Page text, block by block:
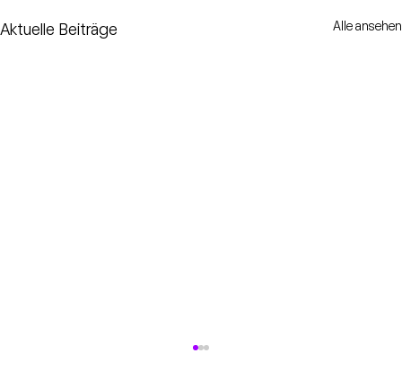
Aktuelle Beiträge Alle ansehen